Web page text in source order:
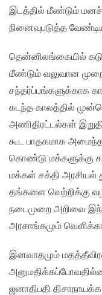
இடத்தில் மீண்டும்
நினைவுபடுத்த
தென்னிலங்கையில்
மீண்டும் வலுவான
சந்தர்ப்பங்களுக்காக
கடந்த காலத்தில்
அணிதிரட்டல்கள்
கூட பாதகமாக
கொண்டு மக்களுக்கு
மக்கள் சக்தி அரசியல்
தங்களை வெற்றிக்கு
நடைமுறை அறிவை இந்த
அரசாங்கமும்
இனவாதமும்
ஜனாதிபதி